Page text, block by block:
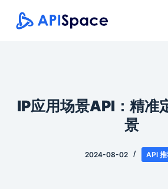
跳
过
IP应用场景API：精准
景
2024-08-02 API